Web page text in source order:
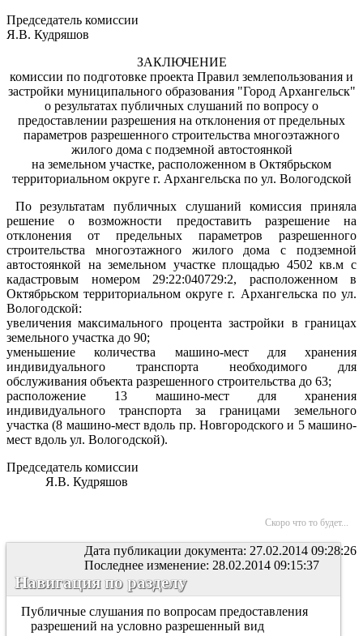
Председатель комиссии
Я.В. Кудряшов
ЗАКЛЮЧЕНИЕ
комиссии по подготовке проекта Правил землепользования и
застройки муниципального образования "Город Архангельск"
о результатах публичных слушаний по вопросу о
предоставлении разрешения на отклонения от предельных
параметров разрешенного строительства многоэтажного
жилого дома с подземной автостоянкой
на земельном участке, расположенном в Октябрьском
территориальном округе г. Архангельска по ул. Вологодской
По результатам публичных слушаний комиссия приняла
решение о возможности предоставить разрешение на
отклонения от предельных параметров разрешенного
строительства многоэтажного жилого дома с подземной
автостоянкой на земельном участке площадью 4502 кв.м с
кадастровым номером 29:22:040729:2, расположенном в
Октябрьском территориальном округе г. Архангельска по ул.
Вологодской:
увеличения максимального процента застройки в границах
земельного участка до 90;
уменьшение количества машино-мест для хранения
индивидуального транспорта необходимого для
обслуживания объекта разрешенного строительства до 63;
расположение 13 машино-мест для хранения
индивидуального транспорта за границами земельного
участка (8 машино-мест вдоль пр. Новгородского и 5 машино-
мест вдоль ул. Вологодской).
Председатель комиссии
Я.В. Кудряшов
Скоро что то будет...
Дата публикации документа: 27.02.2014 09:28:26
Последнее изменение: 28.02.2014 09:15:37
Навигация по разделу
Публичные слушания по вопросам предоставления
разрешений на условно разрешенный вид